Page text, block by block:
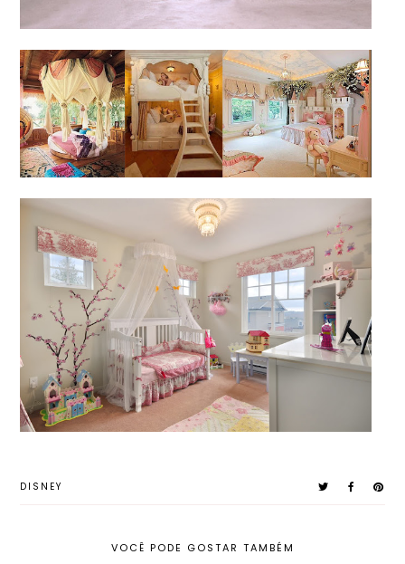
DISNEY
VOCÊ PODE GOSTAR TAMBÉM